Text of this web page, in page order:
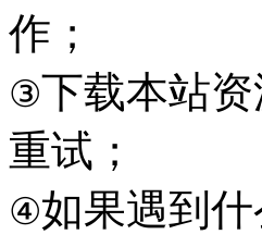
作；
③下载本站
重试；
④如果遇到